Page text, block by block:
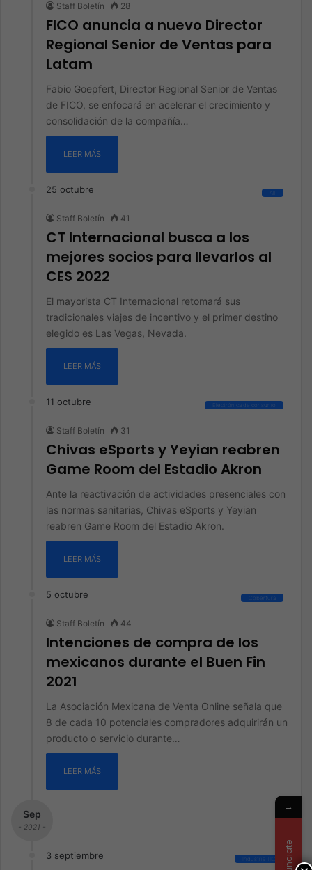
Staff Boletín 28
FICO anuncia a nuevo Director
Regional Senior de Ventas para
Latam
Fabio Goepfert, Director Regional Senior de Ventas
de FICO, se enfocará en acelerar el crecimiento y
consolidación de la compañía…
LEER MÁS
25 octubre All
Staff Boletín 41
CT Internacional busca a los
mejores socios para llevarlos al
CES 2022
El mayorista CT Internacional retomará sus
tradicionales viajes de incentivo y el primer destino
elegido es Las Vegas, Nevada.
LEER MÁS
11 octubre Electrónica de consumo
Staff Boletín 31
Chivas eSports y Yeyian reabren
Game Room del Estadio Akron
Ante la reactivación de actividades presenciales con
las normas sanitarias, Chivas eSports y Yeyian
reabren Game Room del Estadio Akron.
LEER MÁS
5 octubre Cobertura
Staff Boletín 44
Intenciones de compra de los
mexicanos durante el Buen Fin
2021
La Asociación Mexicana de Venta Online señala que
8 de cada 10 potenciales compradores adquirirán un
producto o servicio durante…
LEER MÁS
Sep
- 2021 -
3 septiembre Industria TIC
→